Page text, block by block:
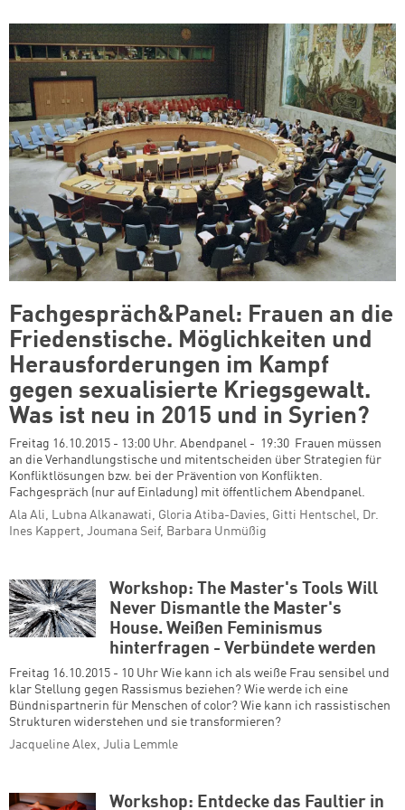
Fachgespräch&Panel: Frauen an die
Friedenstische. Möglichkeiten und
Herausforderungen im Kampf
gegen sexualisierte Kriegsgewalt.
Was ist neu in 2015 und in Syrien?
Freitag 16.10.2015 - 13:00 Uhr. Abendpanel - 19:30 Frauen müssen
an die Verhandlungstische und mitentscheiden über Strategien für
Konfliktlösungen bzw. bei der Prävention von Konflikten.
Fachgespräch (nur auf Einladung) mit öffentlichem Abendpanel.
Ala Ali, Lubna Alkanawati, Gloria Atiba-Davies, Gitti Hentschel, Dr.
Ines Kappert, Joumana Seif, Barbara Unmüßig
Workshop: The Master's Tools Will
Never Dismantle the Master's
House. Weißen Feminismus
hinterfragen - Verbündete werden
Freitag 16.10.2015 - 10 Uhr Wie kann ich als weiße Frau sensibel und
klar Stellung gegen Rassismus beziehen? Wie werde ich eine
Bündnispartnerin für Menschen of color? Wie kann ich rassistischen
Strukturen widerstehen und sie transformieren?
Jacqueline Alex, Julia Lemmle
Workshop: Entdecke das Faultier in